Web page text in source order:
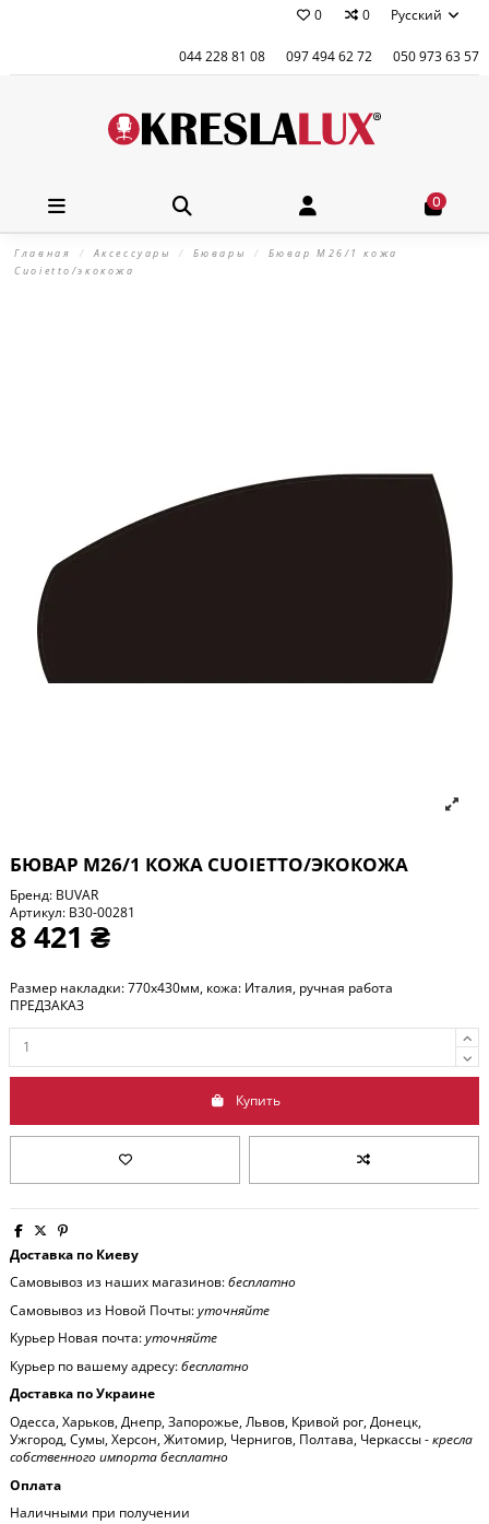
0 0 Русский
044 228 81 08 097 494 62 72 050 973 63 57
0
Главная Аксессуары Бювары
Бювар М26/1 кожа
Cuoietto/экокожа
БЮВАР М26/1 КОЖА CUOIETTO/ЭКОКОЖА
Бренд: BUVAR
Артикул: B30-00281
8 421 ₴
Размер накладки: 770x430мм, кожа: Италия, ручная работа
ПРЕДЗАКАЗ
Купить
Доставка по Киеву
Самовывоз из наших магазинов:бесплатно
Самовывоз из Новой Почты:уточняйте
Курьер Новая почта:уточняйте
Курьер по вашему адресу:бесплатно
Доставка по Украине
Одесса, Харьков, Днепр, Запорожье, Львов, Кривой рог, Донецк,
Ужгород, Сумы, Херсон, Житомир, Чернигов, Полтава, Черкассы -кресла
собственного импорта бесплатно
Оплата
Наличными при получении